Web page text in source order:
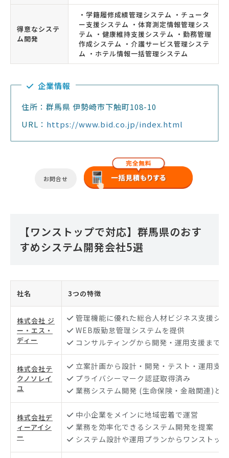
得意なシステ
ム開発
・学籍履修成績管理システム ・チュータ
ー支援システム ・体育測定情報管理シス
テム ・健康維持支援システム ・勤務管理
作成システム ・介護サービス管理システ
ム ・ホテル情報一括管理システム
企業情報
住所：群馬県 伊勢崎市下触町108-10
URL： https://www.bid.co.jp/index.html
お問合せ
【ワンストップで対応】群馬県のおす
すめシステム開発会社5選
社名 3つの特徴
株式会社 ジ
ー・エス・
ディー
管理機能に優れた総合人材ビジネス支援シ
WEB版勤怠管理システムを提供
コンサルティングから開発・運用支援まで
株式会社テ
クノソレイ
ユ
立案計画から設計・開発・テスト・運用支
プライバシーマーク認証取得済み
業務システム開発 (生命保険・金融関連)と
株式会社デ
ィーアイシ
ー
中小企業をメインに地域密着で運営
業務を効率化できるシステム開発を提案
システム設計や運用プランからワンストップ